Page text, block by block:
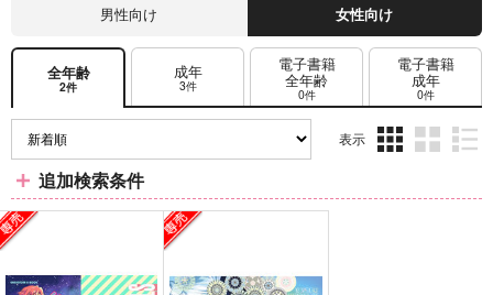
男性向け 女性向け
全年齢
2件
成年
3件
電子書籍
全年齢
0件
電子書籍
成年
0件
表示
ム
ム
ム
追加検索条件